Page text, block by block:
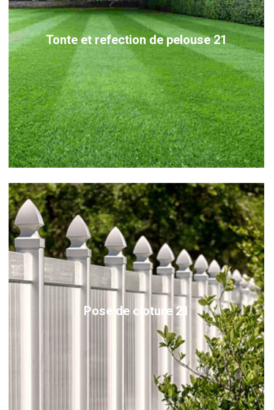
Tonte et refection de pelouse 21
Pose de cloture 21